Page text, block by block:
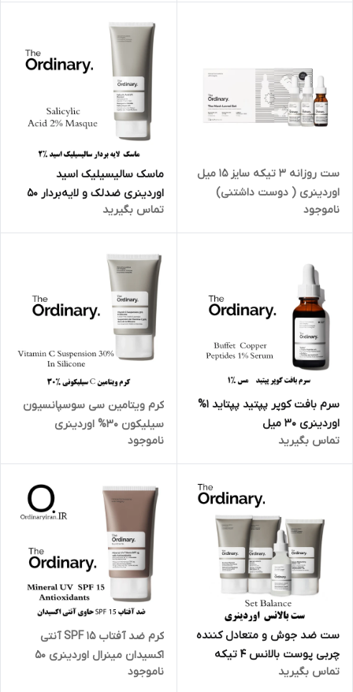
ست روزانه 3 تیکه سایز 15 میل
اوردینری ( دوست داشتنی)
ناموجود
ماسک سالیسیلیک اسید
اوردینری ضدلک و لایه‌بردار 50
میل
تماس بگیرید
سرم بافت کوپر پپتید پپتاید 1%
اوردینری 30 میل
تماس بگیرید
کرم ویتامین سی سوسپانسیون
سیلیکون 30% اوردینری
ناموجود
ست ضد جوش و متعادل کننده
چربی پوست بالانس 4 تیکه
اوردینری
تماس بگیرید
کرم ضد آفتاب SPF 15 آنتی
اکسیدان مینرال اوردینری 50
میل
ناموجود